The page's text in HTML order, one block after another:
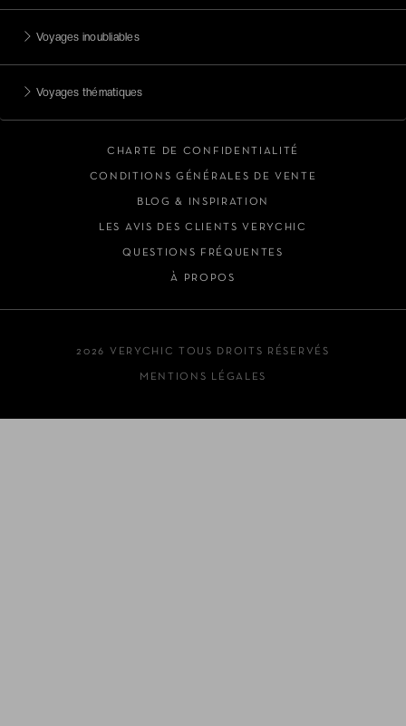
Voyages inoubliables
Voyages thématiques
CHARTE DE CONFIDENTIALITÉ
CONDITIONS GÉNÉRALES DE VENTE
BLOG & INSPIRATION
LES AVIS DES CLIENTS VERYCHIC
QUESTIONS FRÉQUENTES
À PROPOS
2026 VERYCHIC TOUS DROITS RÉSERVÉS
MENTIONS LÉGALES